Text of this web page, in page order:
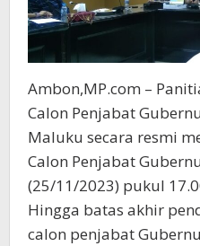
Ambon,MP.com –
Calon Penjabat
Maluku secara resmi
Calon Penjabat
(25/11/2023) pukul
Hingga batas akhir
calon penjabat